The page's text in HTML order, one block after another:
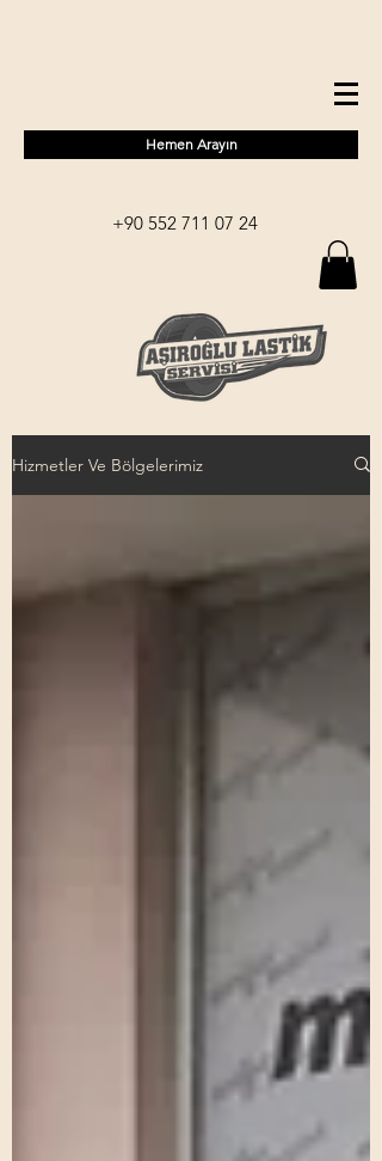
Hemen Arayın
+90 552 711 07 24
Hizmetler Ve Bölgelerimiz